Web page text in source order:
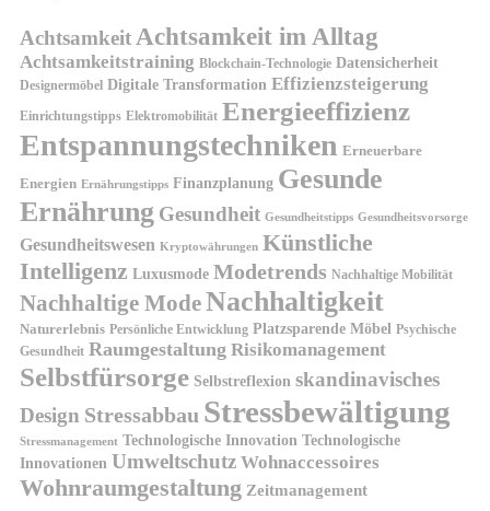
AchtsamkeitAchtsamkeit im Alltag
Achtsamkeitstraining Blockchain-Technologie Datensicherheit
Designermöbel Digitale Transformation Effizienzsteigerung
Einrichtungstipps Elektromobilität Energieeffizienz
Entspannungstechniken Erneuerbare
Energien Ernährungstipps Finanzplanung Gesunde
Ernährung Gesundheit Gesundheitstipps Gesundheitsvorsorge
Gesundheitswesen Kryptowährungen Künstliche
Intelligenz Luxusmode Modetrends Nachhaltige Mobilität
Nachhaltige ModeNachhaltigkeit
Naturerlebnis Persönliche Entwicklung Platzsparende Möbel Psychische
Gesundheit Raumgestaltung Risikomanagement
Selbstfürsorge Selbstreflexion skandinavisches
Design Stressabbau Stressbewältigung
Stressmanagement Technologische Innovation Technologische
Innovationen Umweltschutz Wohnaccessoires
Wohnraumgestaltung Zeitmanagement